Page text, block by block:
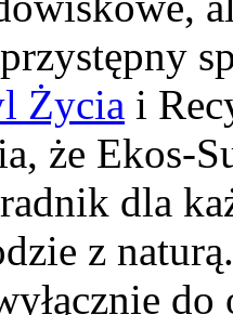
Życia i
że Ekos-
dla
z